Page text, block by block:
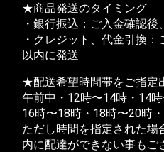
★商品発送のタイミング
・銀行振込：ご入金確認
・クレジット、代金引換
以内に発送
★配送希望時間帯をご指定
午前中・12時〜14時・14
16時〜18時・18時〜20時
ただし時間を指定された場
内に配達ができない事もご